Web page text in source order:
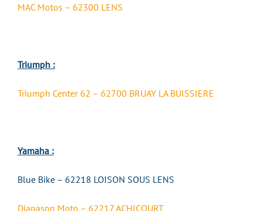
MAC Motos – 62300 LENS
Triumph :
Triumph Center 62 – 62700 BRUAY LA BUISSIERE
Yamaha :
Blue Bike – 62218 LOISON SOUS LENS
Diapason Moto – 62217 ACHICOURT